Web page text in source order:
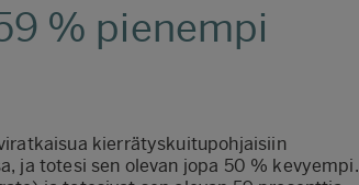
% pienempi
kierrätyskuitupohjaisiin
ja totesi sen olevan jopa 50 % kevyempi.